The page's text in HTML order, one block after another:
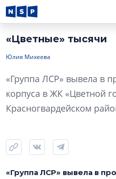
«Цветные» тысячи
Юлия Михеева
«Группа ЛСР» вывела в
корпуса в ЖК «Цветной
Красногвардейском
«Группа ЛСР» вывела в